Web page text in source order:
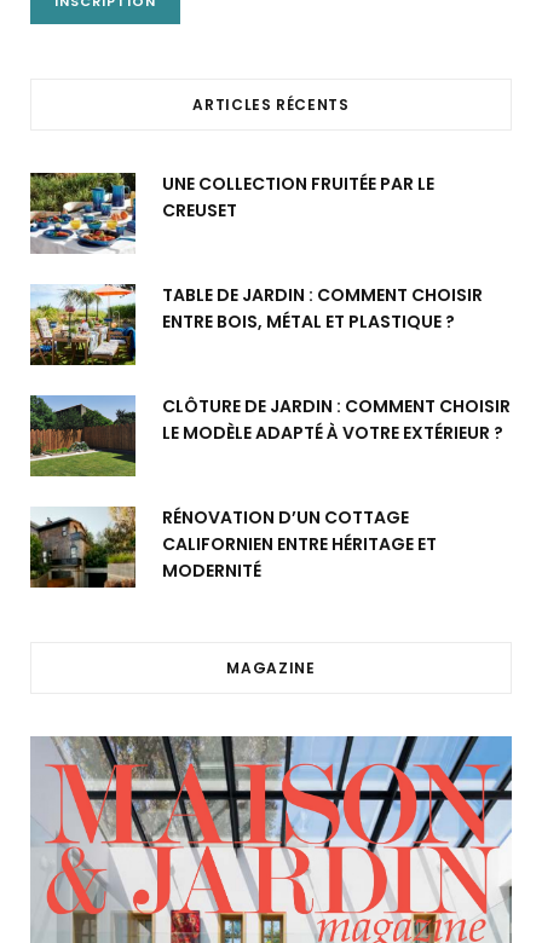
ARTICLES RÉCENTS
UNE COLLECTION FRUITÉE PAR LE
CREUSET
TABLE DE JARDIN : COMMENT CHOISIR
ENTRE BOIS, MÉTAL ET PLASTIQUE ?
CLÔTURE DE JARDIN : COMMENT CHOISIR
LE MODÈLE ADAPTÉ À VOTRE EXTÉRIEUR ?
RÉNOVATION D’UN COTTAGE
CALIFORNIEN ENTRE HÉRITAGE ET
MODERNITÉ
MAGAZINE